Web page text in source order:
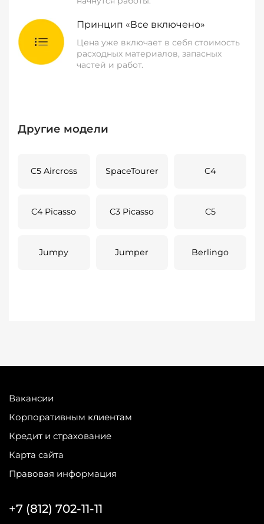
Принцип «Все включено»
Цена уже включает в себя стоимость
расходных материалов, запасных
частей и работ.
Другие модели
C5 Aircross SpaceTourer C4
C4 Picasso C3 Picasso C5
Jumpy Jumper Berlingo
Вакансии
Корпоративным клиентам
Кредит и страхование
Карта сайта
Правовая информация
+7 (812) 702-11-11